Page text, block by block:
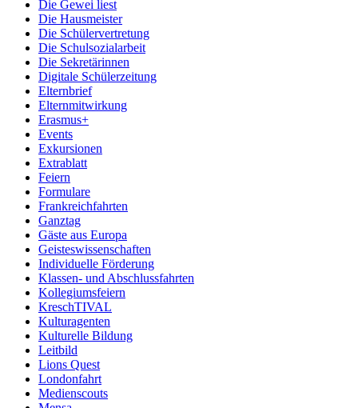
Die Gewei liest
Die Hausmeister
Die Schülervertretung
Die Schulsozialarbeit
Die Sekretärinnen
Digitale Schülerzeitung
Elternbrief
Elternmitwirkung
Erasmus+
Events
Exkursionen
Extrablatt
Feiern
Formulare
Frankreichfahrten
Ganztag
Gäste aus Europa
Geisteswissenschaften
Individuelle Förderung
Klassen- und Abschlussfahrten
Kollegiumsfeiern
KreschTIVAL
Kulturagenten
Kulturelle Bildung
Leitbild
Lions Quest
Londonfahrt
Medienscouts